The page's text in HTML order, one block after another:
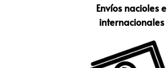
Envíos nacioles e
internacionales